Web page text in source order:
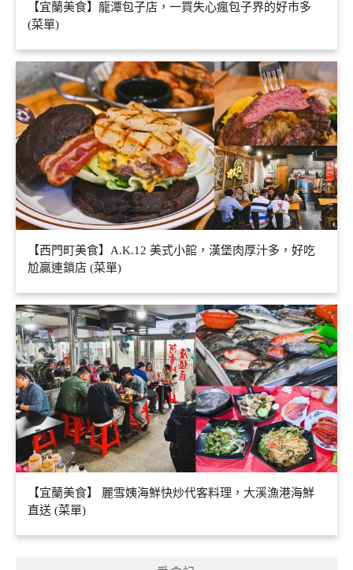
【宜蘭美食】龍潭包子店，一買失心瘋包子界的好市多
(菜單)
【西門町美食】A.K.12 美式小館，漢堡肉厚汁多，好吃
尬贏連鎖店 (菜單)
【宜蘭美食】 麗雪姨海鮮快炒代客料理，大溪漁港海鮮
直送 (菜單)